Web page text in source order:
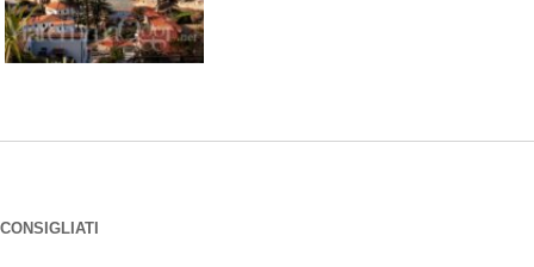
CONSIGLIATI